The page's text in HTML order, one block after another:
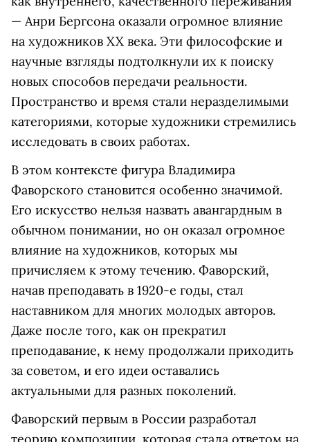
— Анри Бергсона оказали огромное влияние
на художников XX века. Эти философские и
научные взгляды подтолкнули их к поиску
новых способов передачи реальности.
Пространство и время стали неразделимыми
категориями, которые художники стремились
исследовать в своих работах.
В этом контексте фигура Владимира
Фаворского становится особенно значимой.
Его искусство нельзя назвать авангардным в
обычном понимании, но он оказал огромное
влияние на художников, которых мы
причисляем к этому течению. Фаворский,
начав преподавать в 1920-е годы, стал
наставником для многих молодых авторов.
Даже после того, как он прекратил
преподавание, к нему продолжали приходить
за советом, и его идеи оставались
актуальными для разных поколений.
Фаворский первым в России разработал
теорию композиции, которая стала ответом на